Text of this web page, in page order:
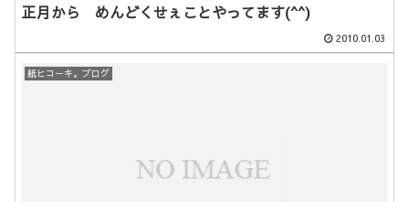
正月から めんどくせぇことやってます(^^)
2010.01.03
紙ヒコーキ。ブログ